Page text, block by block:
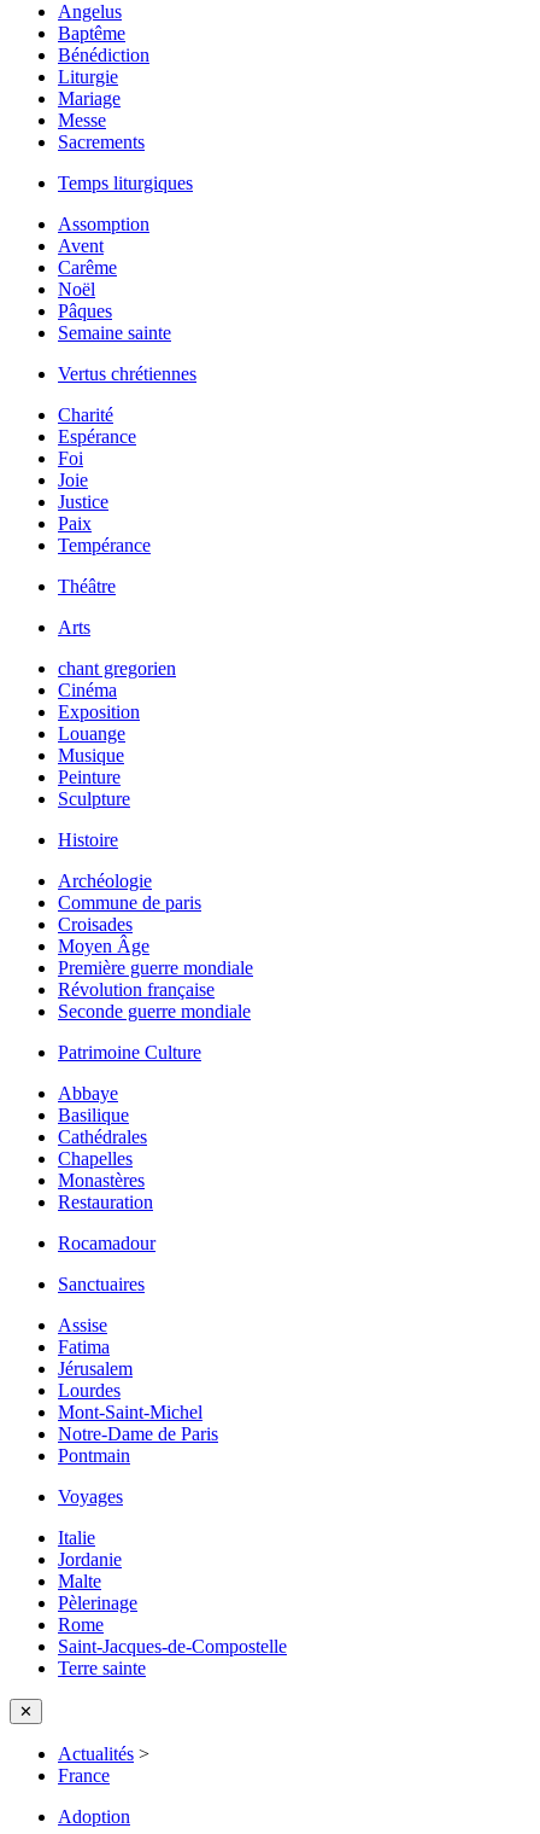
Angelus
Baptême
Bénédiction
Liturgie
Mariage
Messe
Sacrements
Temps liturgiques
Assomption
Avent
Carême
Noël
Pâques
Semaine sainte
Vertus chrétiennes
Charité
Espérance
Foi
Joie
Justice
Paix
Tempérance
Théâtre
Arts
chant gregorien
Cinéma
Exposition
Louange
Musique
Peinture
Sculpture
Histoire
Archéologie
Commune de paris
Croisades
Moyen Âge
Première guerre mondiale
Révolution française
Seconde guerre mondiale
Patrimoine Culture
Abbaye
Basilique
Cathédrales
Chapelles
Monastères
Restauration
Rocamadour
Sanctuaires
Assise
Fatima
Jérusalem
Lourdes
Mont-Saint-Michel
Notre-Dame de Paris
Pontmain
Voyages
Italie
Jordanie
Malte
Pèlerinage
Rome
Saint-Jacques-de-Compostelle
Terre sainte
✕
Actualités >
France
Adoption